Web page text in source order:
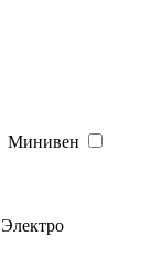
Минивен
Электро